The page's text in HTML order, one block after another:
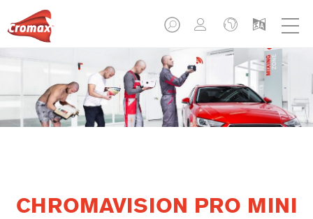
CHROMAVISION PRO MINI